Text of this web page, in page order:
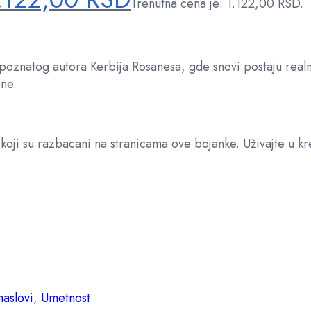
Trenutna cena je: 1.122,00 RSD.
autora Kerbija Rosanesa, gde snovi postaju
su razbacani na stranicama ove bojanke. Uživajte u
, Umetnost